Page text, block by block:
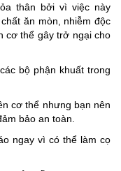
thân bởi vì việc này
ăn mòn, nhiễm độc
cơ thể gây trở ngại cho
bộ phận khuất trong
cơ thể nhưng bạn nên
bảo an toàn.
ngay vì có thể làm cọ